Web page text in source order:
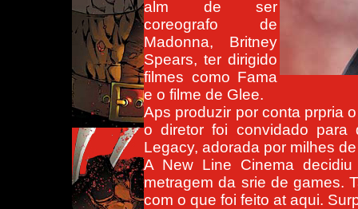
alm de ser
coreografo de
Madonna, Britney
Spears, ter dirigido
filmes como Fama
e o filme de Glee.
Aps produzir por conta prpria
o diretor foi convidado para
Legacy, adorada por milhes
A New Line Cinema
metragem da srie de games.
com o que foi feito at aqui.